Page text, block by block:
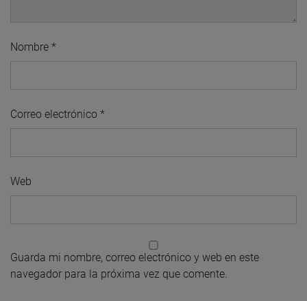
Nombre *
Correo electrónico *
Web
Guarda mi nombre, correo electrónico y web en este
navegador para la próxima vez que comente.